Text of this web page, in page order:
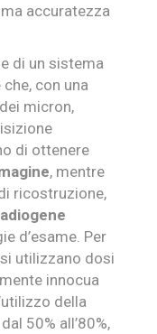
accuratezza
di un sistema
con una
micron,
di ottenere
, mentre
ricostruzione,
d’esame. Per
utilizzano dosi
innocua
della
50% all’80%,